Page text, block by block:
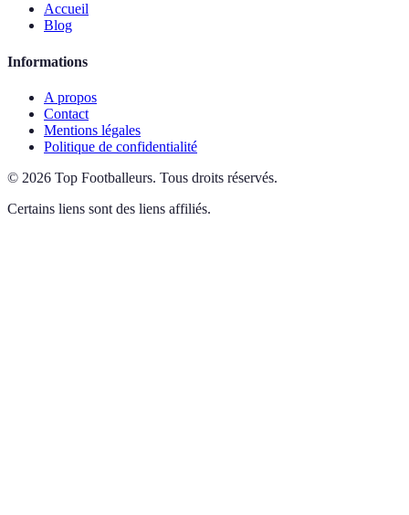
Accueil
Blog
Informations
A propos
Contact
Mentions légales
Politique de confidentialité
© 2026 Top Footballeurs. Tous droits réservés.
Certains liens sont des liens affiliés.